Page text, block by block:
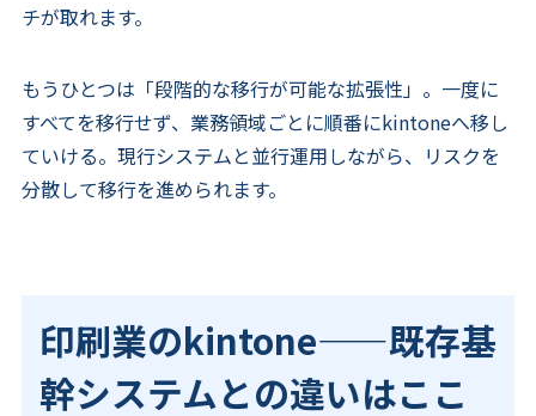
チが取れます。
もうひとつは「段階的な移行が可能な拡張性」。一度に
すべてを移行せず、業務領域ごとに順番にkintoneへ移し
ていける。現行システムと並行運用しながら、リスクを
分散して移行を進められます。
印刷業のkintone——既存基
幹システムとの違いはここ